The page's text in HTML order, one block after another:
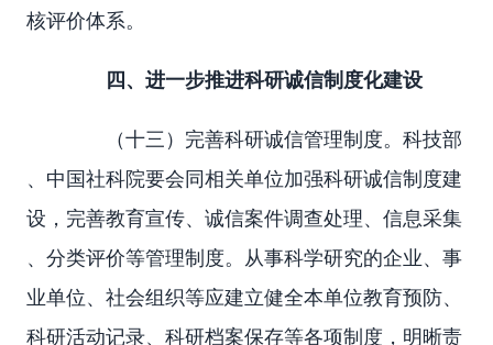
核评价体系。
四、进一步推进科研诚信制度化建设
（十三）完善科研诚信管理制度。科技部
、中国社科院要会同相关单位加强科研诚信制度建
设，完善教育宣传、诚信案件调查处理、信息采集
、分类评价等管理制度。从事科学研究的企业、事
业单位、社会组织等应建立健全本单位教育预防、
科研活动记录、科研档案保存等各项制度，明晰责